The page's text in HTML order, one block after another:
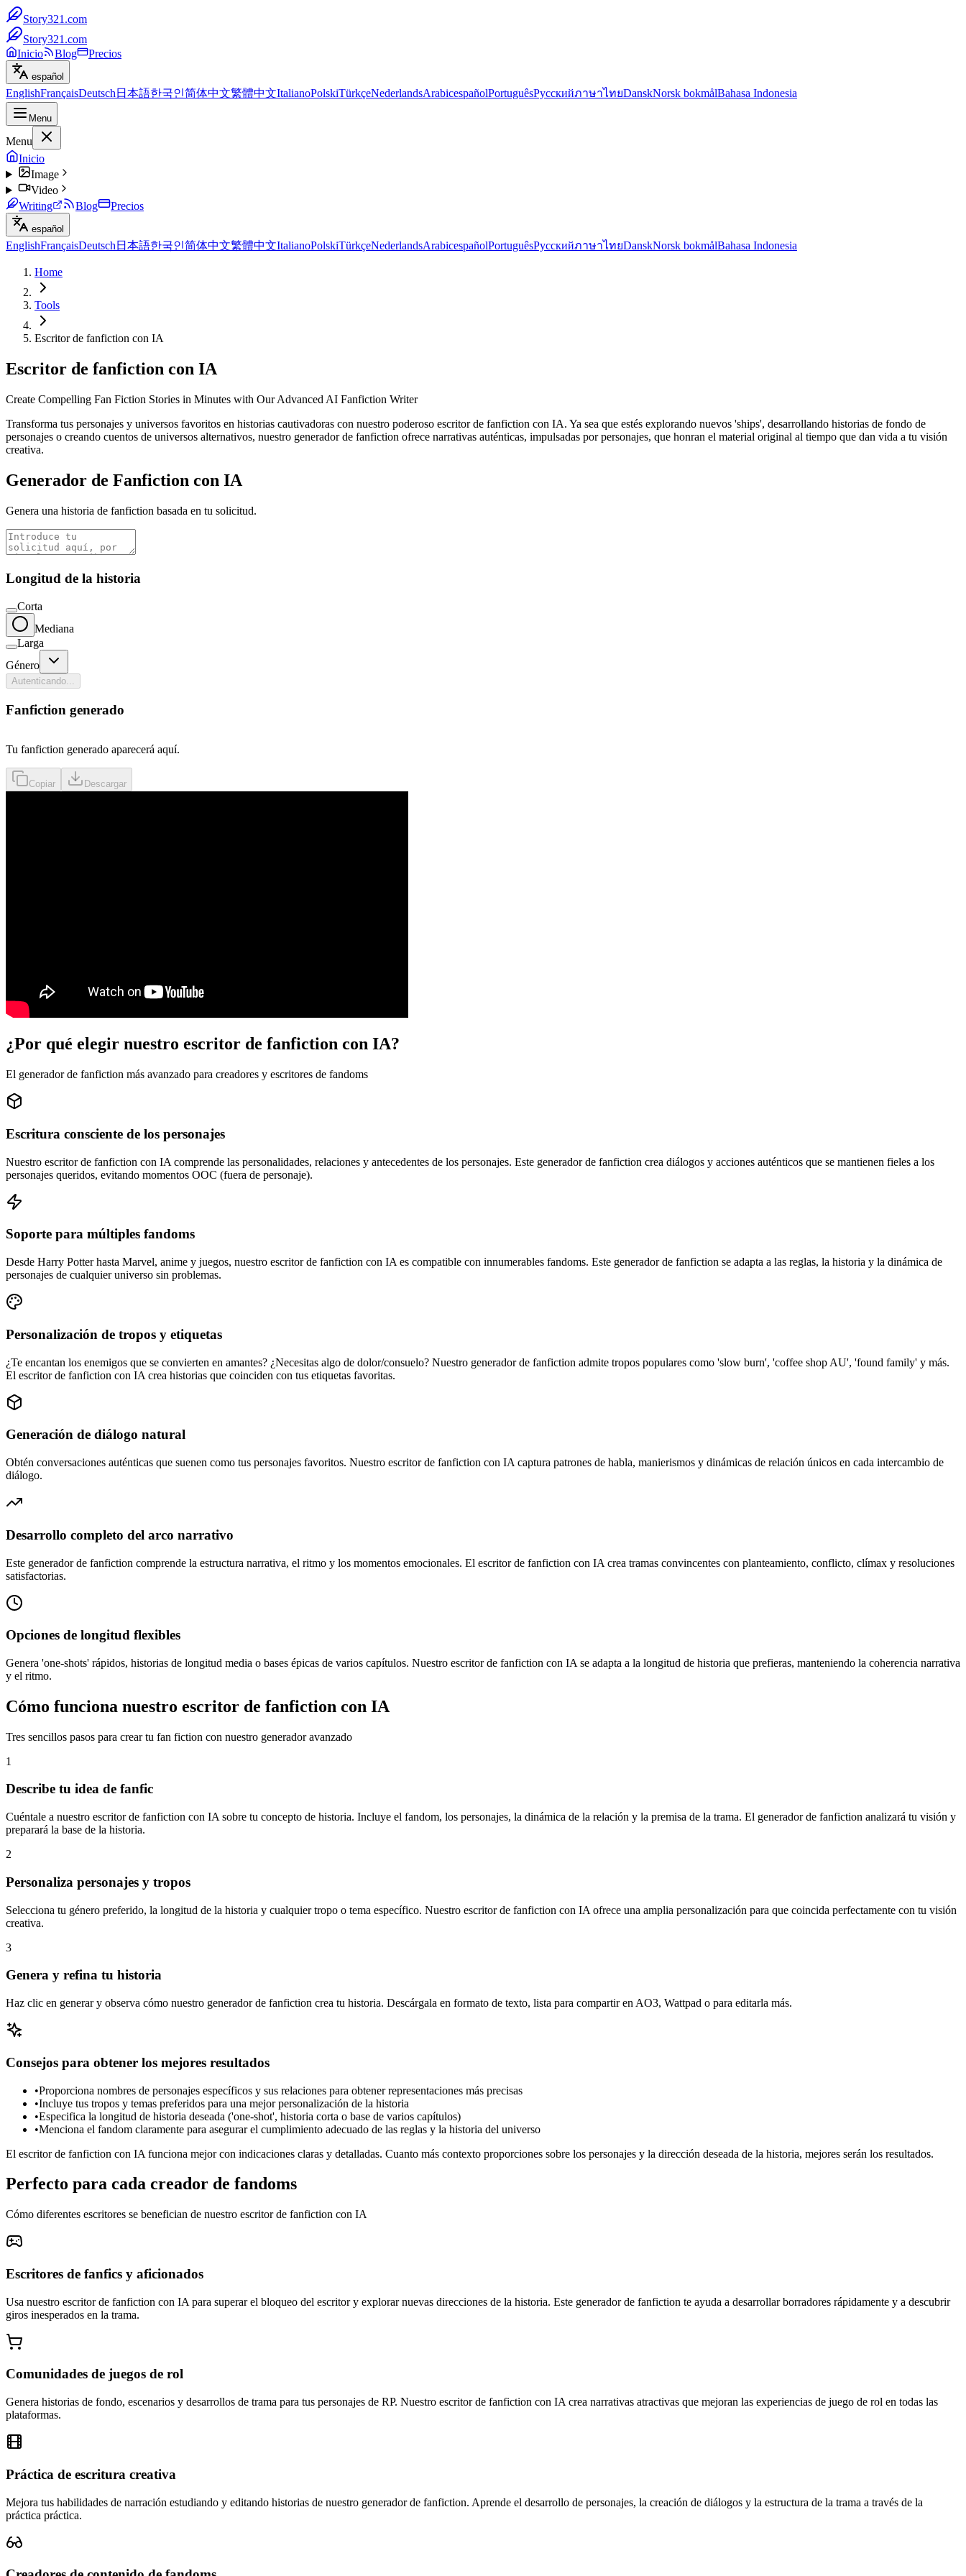
Story321.com
Story321.com
Inicio
Blog Precios
español
EnglishFrançaisDeutsch 日本語한국인简体中文繁體中文ItalianoPolskiTürkçeNederlandsArabicespañolPortuguêsРусскийภาษาไทยDanskNorsk bokmålBahasa Indonesia
Menu
Menu
Inicio
Image
Video
Writing
Blog Precios
español
EnglishFrançaisDeutsch 日本語한국인简体中文繁體中文ItalianoPolskiTürkçeNederlandsArabicespañolPortuguêsРусскийภาษาไทยDanskNorsk bokmålBahasa Indonesia
Home
Tools
Escritor de fanfiction con IA
Escritor de fanfiction con IA
Create Compelling Fan Fiction Stories in Minutes with Our Advanced AI Fanfiction Writer
Transforma tus personajes y universos favoritos en historias cautivadoras con nuestro poderoso escritor de fanfiction con IA. Ya sea que estés explorando nuevos 'ships', desarrollando historias de fondo de
personajes o creando cuentos de universos alternativos, nuestro generador de fanfiction ofrece narrativas auténticas, impulsadas por personajes, que honran el material original al tiempo que dan vida a tu visión
creativa.
Generador de Fanfiction con IA
Genera una historia de fanfiction basada en tu solicitud.
Longitud de la historia
Corta
Mediana
Larga
Género
Autenticando...
Fanfiction generado
Tu fanfiction generado aparecerá aquí.
Copiar Descargar
¿Por qué elegir nuestro escritor de fanfiction con IA?
El generador de fanfiction más avanzado para creadores y escritores de fandoms
Escritura consciente de los personajes
Nuestro escritor de fanfiction con IA comprende las personalidades, relaciones y antecedentes de los personajes. Este generador de fanfiction crea diálogos y acciones auténticos que se mantienen fieles a los
personajes queridos, evitando momentos OOC (fuera de personaje).
Soporte para múltiples fandoms
Desde Harry Potter hasta Marvel, anime y juegos, nuestro escritor de fanfiction con IA es compatible con innumerables fandoms. Este generador de fanfiction se adapta a las reglas, la historia y la dinámica de
personajes de cualquier universo sin problemas.
Personalización de tropos y etiquetas
¿Te encantan los enemigos que se convierten en amantes? ¿Necesitas algo de dolor/consuelo? Nuestro generador de fanfiction admite tropos populares como 'slow burn', 'coffee shop AU', 'found family' y más.
El escritor de fanfiction con IA crea historias que coinciden con tus etiquetas favoritas.
Generación de diálogo natural
Obtén conversaciones auténticas que suenen como tus personajes favoritos. Nuestro escritor de fanfiction con IA captura patrones de habla, manierismos y dinámicas de relación únicos en cada intercambio de
diálogo.
Desarrollo completo del arco narrativo
Este generador de fanfiction comprende la estructura narrativa, el ritmo y los momentos emocionales. El escritor de fanfiction con IA crea tramas convincentes con planteamiento, conflicto, clímax y resoluciones
satisfactorias.
Opciones de longitud flexibles
Genera 'one-shots' rápidos, historias de longitud media o bases épicas de varios capítulos. Nuestro escritor de fanfiction con IA se adapta a la longitud de historia que prefieras, manteniendo la coherencia narrativa
y el ritmo.
Cómo funciona nuestro escritor de fanfiction con IA
Tres sencillos pasos para crear tu fan fiction con nuestro generador avanzado
1
Describe tu idea de fanfic
Cuéntale a nuestro escritor de fanfiction con IA sobre tu concepto de historia. Incluye el fandom, los personajes, la dinámica de la relación y la premisa de la trama. El generador de fanfiction analizará tu visión y
preparará la base de la historia.
2
Personaliza personajes y tropos
Selecciona tu género preferido, la longitud de la historia y cualquier tropo o tema específico. Nuestro escritor de fanfiction con IA ofrece una amplia personalización para que coincida perfectamente con tu visión
creativa.
3
Genera y refina tu historia
Haz clic en generar y observa cómo nuestro generador de fanfiction crea tu historia. Descárgala en formato de texto, lista para compartir en AO3, Wattpad o para editarla más.
Consejos para obtener los mejores resultados
•Proporciona nombres de personajes específicos y sus relaciones para obtener representaciones más precisas
•Incluye tus tropos y temas preferidos para una mejor personalización de la historia
•Especifica la longitud de historia deseada ('one-shot', historia corta o base de varios capítulos)
•Menciona el fandom claramente para asegurar el cumplimiento adecuado de las reglas y la historia del universo
El escritor de fanfiction con IA funciona mejor con indicaciones claras y detalladas. Cuanto más contexto proporciones sobre los personajes y la dirección deseada de la historia, mejores serán los resultados.
Perfecto para cada creador de fandoms
Cómo diferentes escritores se benefician de nuestro escritor de fanfiction con IA
Escritores de fanfics y aficionados
Usa nuestro escritor de fanfiction con IA para superar el bloqueo del escritor y explorar nuevas direcciones de la historia. Este generador de fanfiction te ayuda a desarrollar borradores rápidamente y a descubrir
giros inesperados en la trama.
Comunidades de juegos de rol
Genera historias de fondo, escenarios y desarrollos de trama para tus personajes de RP. Nuestro escritor de fanfiction con IA crea narrativas atractivas que mejoran las experiencias de juego de rol en todas las
plataformas.
Práctica de escritura creativa
Mejora tus habilidades de narración estudiando y editando historias de nuestro generador de fanfiction. Aprende el desarrollo de personajes, la creación de diálogos y la estructura de la trama a través de la
práctica práctica.